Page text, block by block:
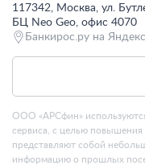
117342, Москва, ул.
БЦ Neo Geo, офис 4070
Банкирос.ру на
ООО «АРСфин»
сервиса, с целью повышения
представляют собой
информацию о прошлых